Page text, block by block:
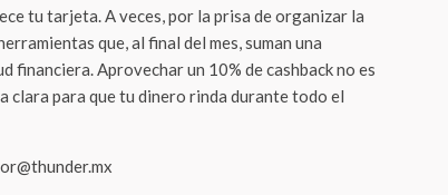
tu tarjeta. A veces, por la prisa de organizar la
que, al final del mes, suman una
financiera. Aprovechar un 10% de cashback no es
clara para que tu dinero rinda durante todo el